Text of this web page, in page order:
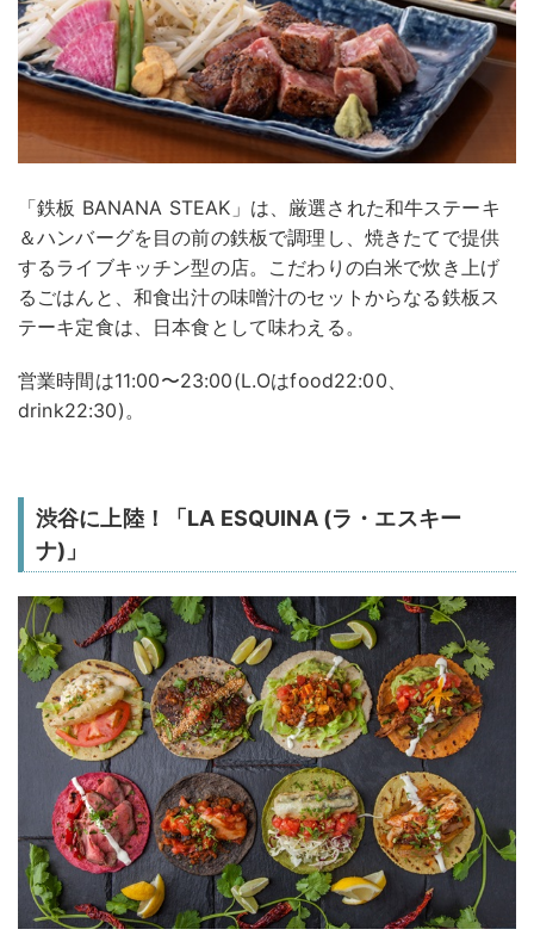
「鉄板 BANANA STEAK」は、厳選された和牛ステーキ
＆ハンバーグを目の前の鉄板で調理し、焼きたてで提供
するライブキッチン型の店。こだわりの白米で炊き上げ
るごはんと、和食出汁の味噌汁のセットからなる鉄板ス
テーキ定食は、日本食として味わえる。
営業時間は11:00〜23:00(L.Oはfood22:00、
drink22:30)。
渋谷に上陸！「LA ESQUINA (ラ・エスキー
ナ)」